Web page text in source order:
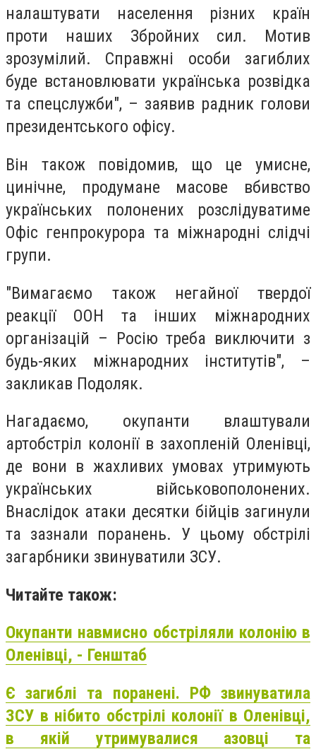
налаштувати населення різних країн
проти наших Збройних сил. Мотив
зрозумілий. Справжні особи загиблих
буде встановлювати українська розвідка
та спецслужби", – заявив радник голови
президентського офісу.
Він також повідомив, що це умисне,
цинічне, продумане масове вбивство
українських полонених розслідуватиме
Офіс генпрокурора та міжнародні слідчі
групи.
"Вимагаємо також негайної твердої
реакції ООН та інших міжнародних
організацій – Росію треба виключити з
будь-яких міжнародних інститутів", –
закликав Подоляк.
Нагадаємо, окупанти влаштували
артобстріл колонії в захопленій Оленівці,
де вони в жахливих умовах утримують
українських військовополонених.
Внаслідок атаки десятки бійців загинули
та зазнали поранень. У цьому обстрілі
загарбники звинуватили ЗСУ.
Читайте також:
Окупанти навмисно обстріляли колонію в
Оленівці, - Генштаб
Є загиблі та поранені. РФ звинуватила
ЗСУ в нібито обстрілі колонії в Оленівці,
в якій утримувалися азовці та